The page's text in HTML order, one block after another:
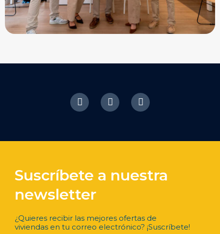
Suscríbete a nuestra
newsletter
¿Quieres recibir las mejores ofertas de
viviendas en tu correo electrónico? ¡Suscríbete!